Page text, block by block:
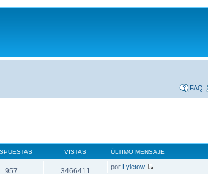
FAQ
VISTAS ÚLTIMO MENSAJE
957 3466411 por Lyletow